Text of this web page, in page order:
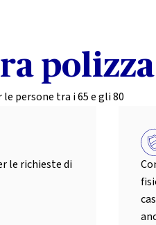
persone tra i 65 e gli 80
le richieste di